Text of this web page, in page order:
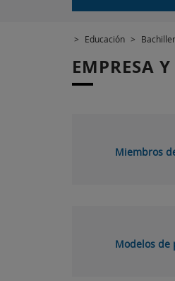
> Educación >
EMPRESA
Miembros
Modelos de